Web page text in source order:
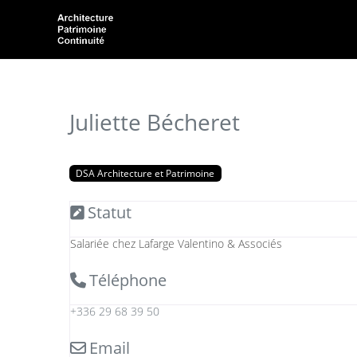
Juliette Bécheret
DSA Architecture et Patrimoine
Statut
Salariée chez Lafarge Valentino & Associés
Téléphone
+336 29 68 39 50
Email